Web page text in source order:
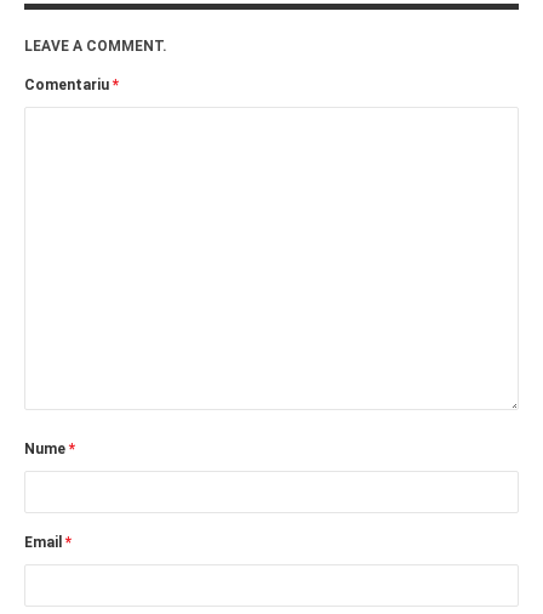
LEAVE A COMMENT.
Comentariu *
Nume *
Email *